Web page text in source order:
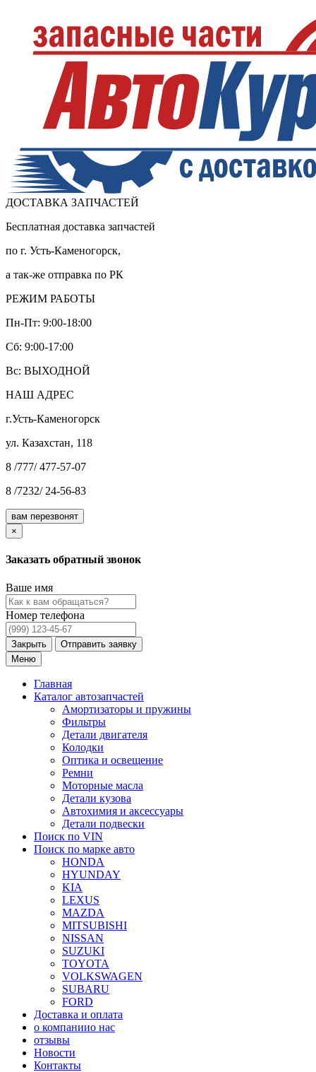
ДОСТАВКА ЗАПЧАСТЕЙ
Бесплатная доставка запчастей
по г. Усть-Каменогорск,
а так-же отправка по РК
РЕЖИМ РАБОТЫ
Пн-Пт: 9:00-18:00
Cб: 9:00-17:00
Вс: ВЫХОДНОЙ
НАШ АДРЕС
г.Усть-Каменогорск
ул. Казахстан, 118
8 /777/ 477-57-07
8 /7232/ 24-56-83
вам перезвонят
×
Заказать обратный звонок
Ваше имя
Номер телефона
Закрыть
Меню
Главная
Каталог автозапчастей
Амортизаторы и пружины
Фильтры
Детали двигателя
Колодки
Оптика и освещение
Ремни
Моторные масла
Детали кузова
Автохимия и аксессуары
Детали подвески
Поиск по VIN
Поиск по марке авто
HONDA
HYUNDAY
KIA
LEXUS
MAZDA
MITSUBISHI
NISSAN
SUZUKI
TOYOTA
VOLKSWAGEN
SUBARU
FORD
Доставка и оплата
о компаниио нас
отзывы
Новости
Контакты